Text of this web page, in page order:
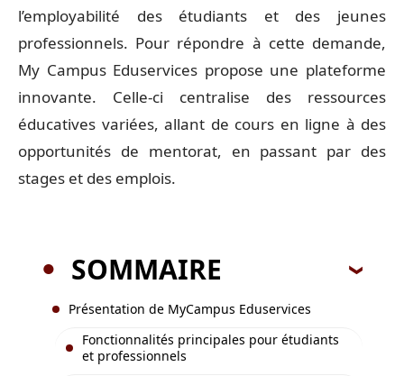
l’employabilité des étudiants et des jeunes
professionnels. Pour répondre à cette demande,
My Campus Eduservices propose une plateforme
innovante. Celle-ci centralise des ressources
éducatives variées, allant de cours en ligne à des
opportunités de mentorat, en passant par des
stages et des emplois.
SOMMAIRE
Présentation de MyCampus Eduservices
Fonctionnalités principales pour étudiants
et professionnels